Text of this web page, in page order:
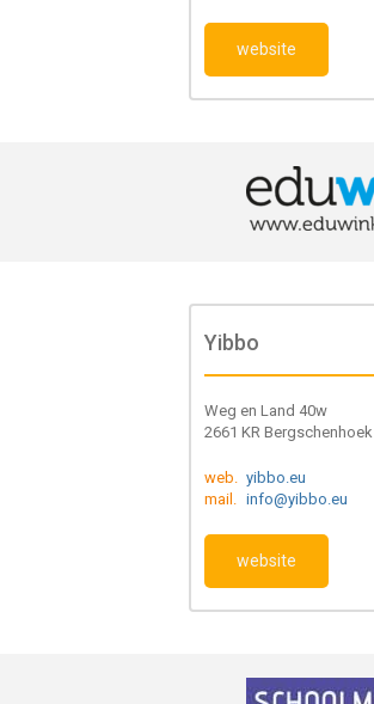
website
Yibbo
Weg en Land 40w
2661 KR Bergschenhoek
web. yibbo.eu
mail. info@yibbo.eu
website